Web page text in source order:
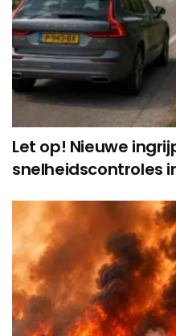
Let op! Nieuwe
snelheidscontroles